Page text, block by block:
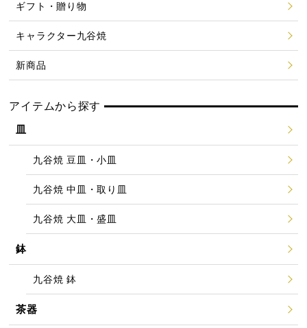
ギフト・贈り物
キャラクター九谷焼
新商品
アイテムから探す
皿
九谷焼 豆皿・小皿
九谷焼 中皿・取り皿
九谷焼 大皿・盛皿
鉢
九谷焼 鉢
茶器